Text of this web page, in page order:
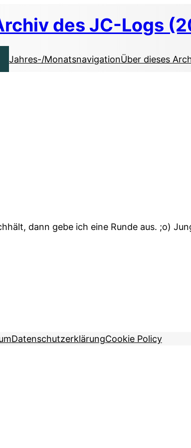
des JC-Logs
Jahres-/MonatsnavigationÜber dieses
dann gebe ich eine Runde aus. ;o)
DatenschutzerklärungCookie Policy